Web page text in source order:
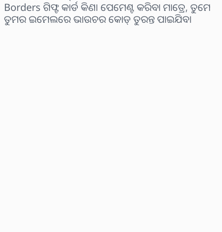
Borders ଗିଫ୍ଟ କାର୍ଡ କିଣ। ପେମେଣ୍ଟ କରିବା ମାତ୍ରେ, ତୁମେ
ତୁମର ଇମେଲରେ ଭାଉଚର କୋଡ୍ ତୁରନ୍ତ ପାଇଯିବ।